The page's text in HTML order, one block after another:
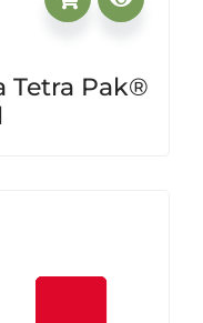
Tetra Pak®